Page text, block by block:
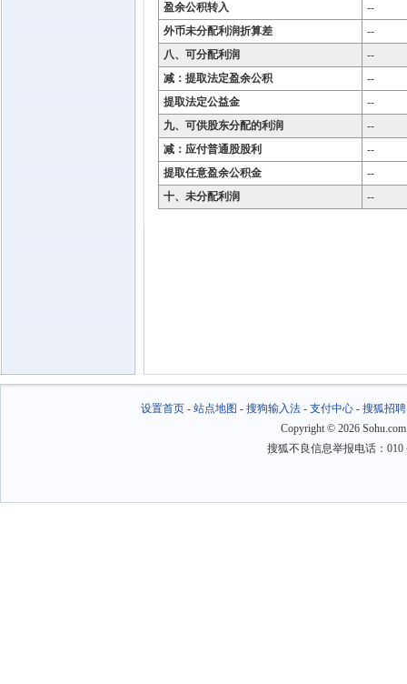
盈余公积转入
--
外币未分配利润折算差
--
八、可分配利润
--
减：提取法定盈余公积
--
提取法定公益金
--
九、可供股东分配的利润
--
减：应付普通股股利
--
提取任意盈余公积金
--
十、未分配利润
--
设置首页- 站点地图 - 搜狗输入法- 支付中心- 搜狐招聘
Copyright © 2026
搜狐不良信息举报电话：010